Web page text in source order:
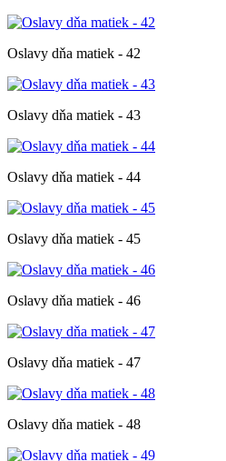
Oslavy dňa matiek - 42
Oslavy dňa matiek - 43
Oslavy dňa matiek - 44
Oslavy dňa matiek - 45
Oslavy dňa matiek - 46
Oslavy dňa matiek - 47
Oslavy dňa matiek - 48